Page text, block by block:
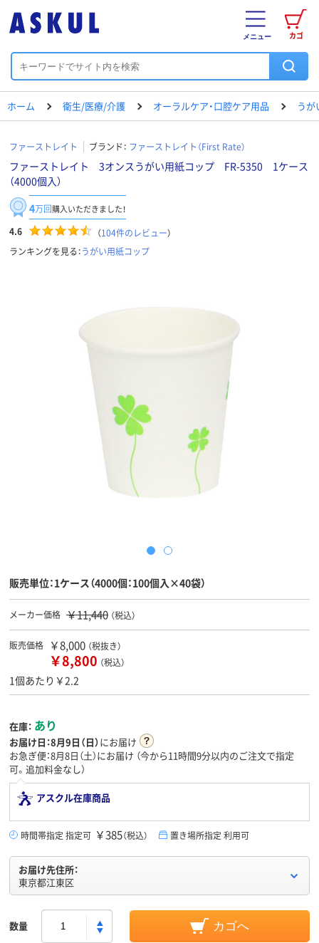
カゴ
メニュー
ホーム 衛生/医療/介護 オーラルケア・口腔ケア用品 うが
ファーストレイト ブランド： ファーストレイト（First Rate）
ファーストレイト 3オンスうがい用紙コップ FR-5350 1ケース
（4000個入）
4万回購入いただきました！
4.6 （104件のレビュー）
ランキングを見る：うがい用紙コップ
販売単位：1ケース（4000個：100個入×40袋）
メーカー価格 ￥11,440 （税込）
販売価格 ￥8,000 （税抜き）
￥8,800 （税込）
1個あたり￥2.2
在庫： あり
お届け日：8月9日（日）にお届け
お急ぎ便：8月8日（土）にお届け （今から11時間9分以内のご注文で指定
可。追加料金なし）
アスクル在庫商品
時間帯指定 指定可 ￥385（税込） 置き場所指定 利用可
お届け先住所：
東京都江東区
数量 カゴへ